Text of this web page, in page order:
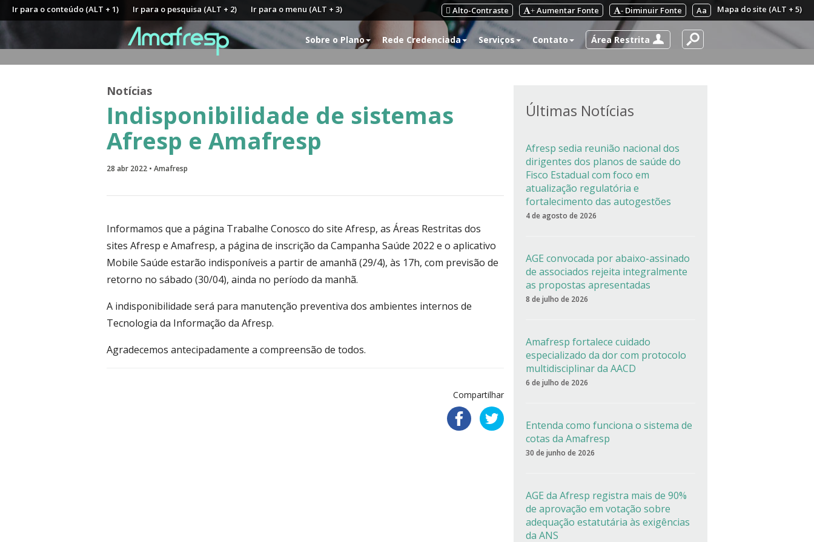
Ir para o conteúdo (ALT + 1) Ir para o pesquisa (ALT + 2) Ir para o menu (ALT + 3) Mapa do site (ALT + 5)
Aa
- Diminuir Fonte
+ Aumentar Fonte
Alto-Contraste
Sobre o Plano Rede Credenciada Serviços Contato Área Restrita
Notícias
Indisponibilidade de sistemas
Afresp e Amafresp
28 abr 2022 • Amafresp
Informamos que a página Trabalhe Conosco do site Afresp, as Áreas Restritas dos
sites Afresp e Amafresp, a página de inscrição da Campanha Saúde 2022 e o aplicativo
Mobile Saúde estarão indisponíveis a partir de amanhã (29/4), às 17h, com previsão de
retorno no sábado (30/04), ainda no período da manhã.
A indisponibilidade será para manutenção preventiva dos ambientes internos de
Tecnologia da Informação da Afresp.
Agradecemos antecipadamente a compreensão de todos.
Compartilhar
Últimas Notícias
Afresp sedia reunião nacional dos
dirigentes dos planos de saúde do
Fisco Estadual com foco em
atualização regulatória e
fortalecimento das autogestões
4 de agosto de 2026
AGE convocada por abaixo-assinado
de associados rejeita integralmente
as propostas apresentadas
8 de julho de 2026
Amafresp fortalece cuidado
especializado da dor com protocolo
multidisciplinar da AACD
6 de julho de 2026
Entenda como funciona o sistema de
cotas da Amafresp
30 de junho de 2026
AGE da Afresp registra mais de 90%
de aprovação em votação sobre
adequação estatutária às exigências
da ANS